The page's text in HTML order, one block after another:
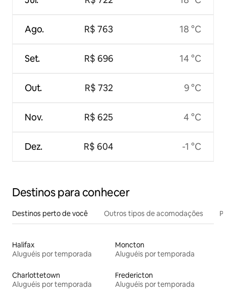
Ago.
Set.
Out.
Nov.
Dez.
R$ 763
R$ 696
R$ 732
R$ 625
R$ 604
18 °C
14 °C
9 °C
4 °C
-1 °C
Destinos para conhecer
Destinos perto de você Outros tipos de acomodações
Halifax
Aluguéis por temporada
Moncton
Aluguéis por temporada
Charlottetown
Aluguéis por temporada
Fredericton
Aluguéis por temporada